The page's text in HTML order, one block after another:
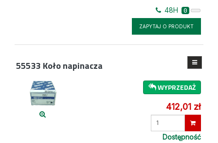
48H 0
ZAPYTAJ O PRODUKT
55533 Koło napinacza
WYPRZEDAŻ
412,01 zł
Wprowadź
Dostępność